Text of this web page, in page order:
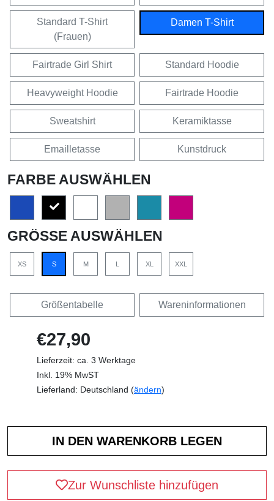
Standard T-Shirt
(Frauen)
Damen T-Shirt
Fairtrade Girl Shirt Standard Hoodie
Heavyweight Hoodie Fairtrade Hoodie
Sweatshirt Keramiktasse
Emailletasse Kunstdruck
FARBE AUSWÄHLEN
GRÖSSE AUSWÄHLEN
XS S M XL XXL
Größentabelle Wareninformationen
€27,90
Lieferzeit: ca. 3 Werktage
Inkl. 19% MwST
Lieferland: Deutschland (ändern)
Zur Wunschliste hinzufügen